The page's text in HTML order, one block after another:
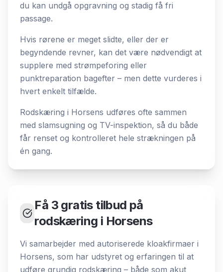
du kan undgå opgravning og stadig få fri
passage.
Hvis rørene er meget slidte, eller der er
begyndende revner, kan det være nødvendigt at
supplere med strømpeforing eller
punktreparation bagefter – men dette vurderes i
hvert enkelt tilfælde.
Rodskæring i Horsens udføres ofte sammen
med slamsugning og TV-inspektion, så du både
får renset og kontrolleret hele strækningen på
én gang.
Få 3 gratis tilbud på
rodskæring i Horsens
Vi samarbejder med autoriserede kloakfirmaer i
Horsens, som har udstyret og erfaringen til at
udføre grundig rodskæring – både som akut